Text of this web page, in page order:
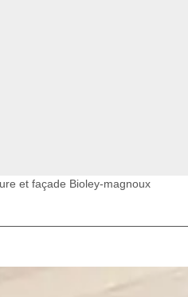
et façade Bioley-magnoux